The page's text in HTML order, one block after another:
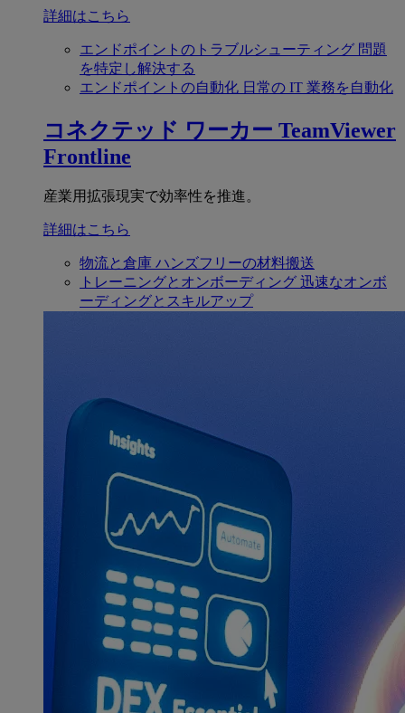
詳細はこちら
エンドポイントのトラブルシューティング 問題
を特定し解決する
エンドポイントの自動化 日常の IT 業務を自動化
コネクテッド ワーカー TeamViewer
Frontline
産業用拡張現実で効率性を推進。
詳細はこちら
物流と倉庫 ハンズフリーの材料搬送
トレーニングとオンボーディング 迅速なオンボ
ーディングとスキルアップ